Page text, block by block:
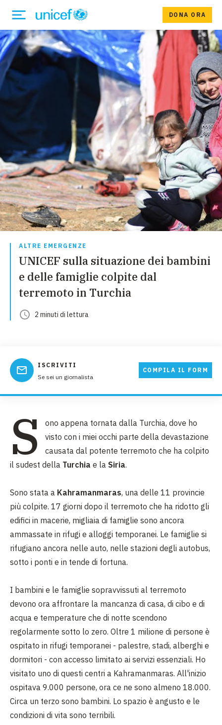
DONA ORA
ALTRE EMERGENZE
UNICEF sulla situazione dei bambini
e delle famiglie colpite dal
terremoto in Turchia
2 minuti di lettura
ISCRIVITI
Se sei un giornalista
COMPILA IL FORM
S
ono appena tornata dalla Turchia, dove ho
visto con i miei occhi parte della devastazione
causata dal potente terremoto che ha colpito
il sudest della Turchia e la Siria.
Sono stata a Kahramanmaras, una delle 11 provincie
più colpite. 17 giorni dopo il terremoto che ha ridotto gli
edifici in macerie, migliaia di famiglie sono ancora
ammassate in rifugi e alloggi temporanei. Le famiglie si
rifugiano ancora nelle auto, nelle stazioni degli autobus,
sotto i ponti e in tende di fortuna.
I bambini e le famiglie sopravvissuti al terremoto
devono ora affrontare la mancanza di casa, di cibo e di
acqua e temperature che di notte scendono
regolarmente sotto lo zero. Oltre 1 milione di persone è
ospitato in rifugi temporanei - palestre, stadi, alberghi e
dormitori - con accesso limitato ai servizi essenziali. Ho
visitato uno di questi centri a Kahramanmaras. All'inizio
ospitava 9.000 persone, ora ce ne sono almeno 18.000.
Circa un terzo sono bambini. Lo spazio è angusto e le
condizioni di vita sono terribili.